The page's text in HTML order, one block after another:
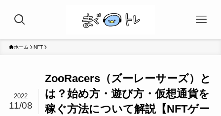
ホーム NFT
ZooRacers（ズーレーサーズ）と
は？始め方・遊び方・仮想通貨を
稼ぐ方法について解説【NFTゲー
2022
11/08